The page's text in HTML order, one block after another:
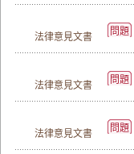
法律意見文書 問題
法律意見文書 問題
法律意見文書 問題